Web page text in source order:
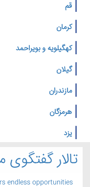
قم
کرمان
کهگیلویه و بویراحمد
گیلان
مازندران
هرمزگان
یزد
تالار
endless opportunities